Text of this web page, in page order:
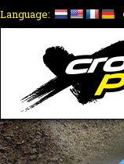
Language: